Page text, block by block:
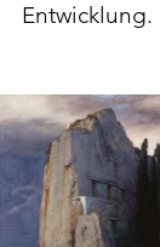
Entwicklung.